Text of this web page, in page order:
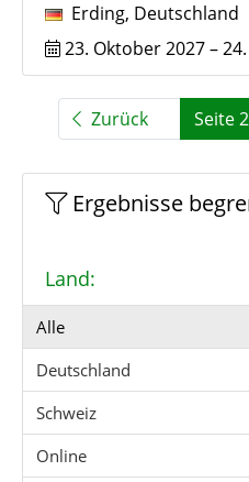
Erding, Deutschland
23. Oktober 2027–
Zurück Seite
Ergebnisse
Land:
Alle
Deutschland
Schweiz
Online